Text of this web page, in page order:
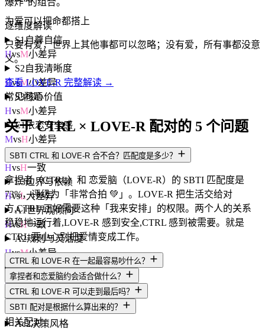
逐维度解读
S1自尊自信
HvsM小差异
S2自我清晰度
HvsM小差异
S3核心价值
HvsM小差异
E1依恋安全感
MvsH小差异
E2情感投入度
HvsH一致
E3边界与依赖
HvsL大差异
A1世界观倾向
HvsH一致
A2规则与灵活度
HvsM小差异
A3人生意义感
HvsH一致
Ac1 动机导向
Hvs M 小差异
Ac2决策风格
为爱可以把命都搭上
只要有爱，世界上其他事都可以忽略；没有爱，所有事都没意
义。
查看 LOVE-R 完整解读 →
常见问题
关于 CTRL × LOVE-R 配对的 5 个问题
SBTI CTRL 和 LOVE-R 合不合？匹配度是多少？
拿捏者（CTRL）和 恋爱脑（LOVE-R）的 SBTI 匹配度是
73%，评级为「非常合拍 💚」。LOVE-R 把生活交给对
方,CTRL 正好需要这种「我来安排」的权限。两个人的关系
稳稳地运行着,LOVE-R 感到安全,CTRL 感到被需要。就是
CTRL 要小心别把爱情变成工作。
CTRL 和 LOVE-R 在一起最容易吵什么？
拿捏者和恋爱脑约会适合做什么？
CTRL 和 LOVE-R 可以走到最后吗？
SBTI 配对是根据什么算出来的？
相关配对